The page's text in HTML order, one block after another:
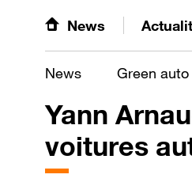
News
News Green auto
Yann
voitures